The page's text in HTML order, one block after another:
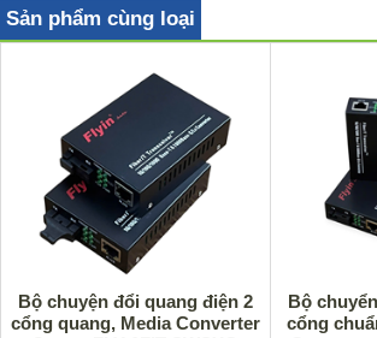
Sản phẩm cùng loại
Bộ chuyện đổi quang điện 2
cổng quang, Media Converter
Bộ
cổng